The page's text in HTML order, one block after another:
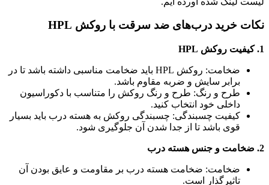
نکات خرید درب‌های ضد سرقت با روکش HPL
1. کیفیت روکش HPL
ضخامت: روکش HPL باید ضخامت مناسبی داشته باشد تا در
برابر سایش و ضربه مقاوم باشد.
طرح و رنگ: طرح و رنگ روکش را متناسب با دکوراسیون
داخلی خود انتخاب کنید.
کیفیت چسبندگی: چسبندگی روکش به هسته درب باید بسیار
قوی باشد تا از جدا شدن آن جلوگیری شود.
2. ضخامت و جنس هسته درب
ضخامت: ضخامت هسته درب بر مقاومت و عایق بودن آن
تاثیرگذار است.